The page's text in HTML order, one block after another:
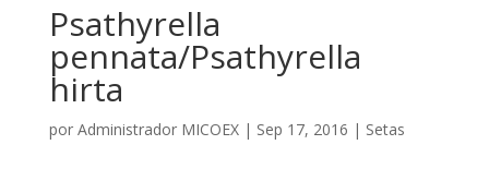
Psathyrella
pennata/Psathyrella
hirta
por Administrador MICOEX| Sep 17, 2016 | Setas